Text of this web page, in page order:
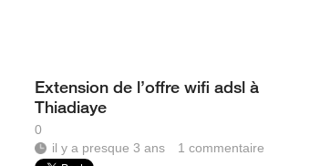
Extension de l’offre wifi adsl à
Thiadiaye
0
il y a presque 3 ans
1commentaire